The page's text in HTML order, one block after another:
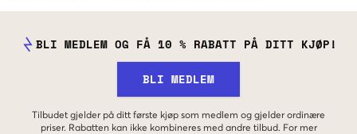
BLI MEDLEM OG FÅ 10 % RABATT PÅ DITT KJØP!
BLI MEDLEM
Tilbudet gjelder på ditt første kjøp som medlem og gjelder ordinære
priser. Rabatten kan ikke kombineres med andre tilbud. For mer